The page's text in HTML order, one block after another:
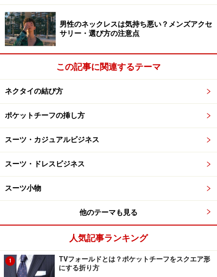
ールにこだわれるのもオーダーならでは。
上の写真のスリーピースは今シーズンのコレクションの
ひとつ。ラペルはちょっと細めで、ゴージラインは高め
細めで着丈は長め
ポケットはややスラントしていて、袖はフレアー気味。
ベストのフロントボタンが高めに設定されているのも面
白いところだ。
めにボタンホールが開けられている。
サンプルとなるコレクションのなかには、こんな変わっ
またモデルによっては重なり合ったチェンジポケットが
男性のネックレスは気持ち悪い？メンズアクセ
サリー・選び方の注意点
この記事に関連するテーマ
ネクタイの結び方
ポケットチーフの挿し方
スーツ・カジュアルビジネス
スーツ・ドレスビジネス
スーツ小物
他のテーマも見る
人気記事ランキング
1
TVフォールドとは？ポケットチーフをスクエア形
にする折り方